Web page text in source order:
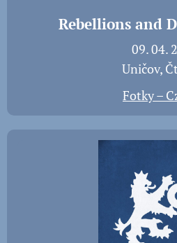
Rebellions and
📅 09. 04.
📍 Uničov,
Fotky –